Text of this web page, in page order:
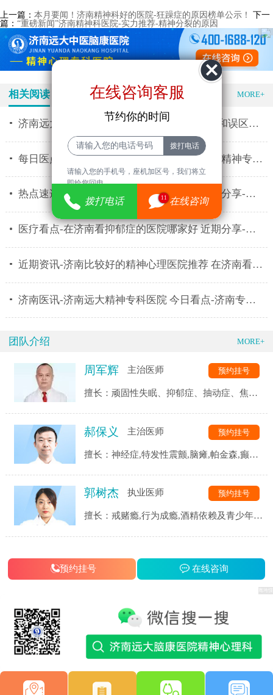
在线咨询客服
节约你的时间
请输入您的手机号，座机加区号，我们将立
即给您回电。
拨打电话 11 在线咨询
上一篇： 本月要闻！济南精神科好的医院-狂躁症的原因榜单公示！
下一
篇： “重磅新闻”济南精神科医院-实力推荐-精神分裂的原因
相关阅读 特色医疗 MORE+
济南远大精神专科医院推荐 精神分裂的表现和误区有什
每日医点-济南远大脑康医院门诊时间 济南市精神专科医
热点速递-济南看精神心理的医院哪家好 消息分享-济南
医疗看点-在济南看抑郁症的医院哪家好 近期分享-济南
近期资讯-济南比较好的精神心理医院推荐 在济南看心理
济南医讯-济南远大精神专科医院 今日看点-济南专业治
团队介绍 MORE+
周军辉 主治医师
擅长：顽固性失眠、抑郁症、抽动症、焦虑
等精神心理疾病的诊断与治疗。
预约挂号
郝保义 主治医师
擅长：神经症,特发性震颤,脑瘫,帕金森,癫痫,
预约挂号
郭树杰 执业医师
擅长：戒赌瘾,行为成瘾,酒精依赖及青少年网
预约挂号
预约挂号 在线咨询